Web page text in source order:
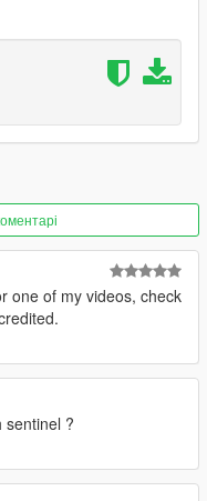
one of my videos, check
sentinel ?